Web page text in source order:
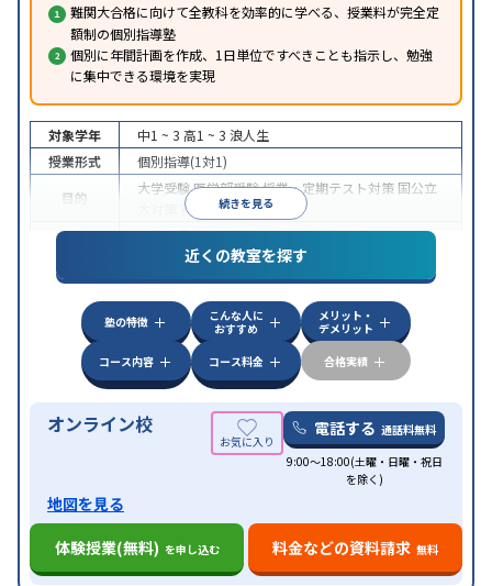
難関大合格に向けて全教科を効率的に学べる、授業料が完全定
額制の個別指導塾
個別に年間計画を作成、1日単位ですべきことも指示し、勉強
に集中できる環境を実現
続きを見る
対象学年 中1 ~ 3 高1 ~ 3 浪人生
授業形式
個別指導(1対1)
目的
大学受験医学部受験授業・定期テスト対策 国公立
英検(英語検定)対策
中高一貫校生に対応授業の振替可能オンライン対
自習室あり
近くの教室を探す
塾の特徴
こんな人に
おすすめ
メリット・
デメリット
コース内容
コース料金 合格実績
オンライン校 電話する 通話料無料
9:00～18:00(土曜・日曜・祝日
を除く)
地図を見る
体験授業(無料) を申し込む 料金などの資料請求 無料